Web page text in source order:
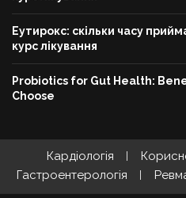
Еутирокс: скільки часу
курс лікування
Probiotics for Gut Health:
Choose
Кардіологія
Гастроентерологія